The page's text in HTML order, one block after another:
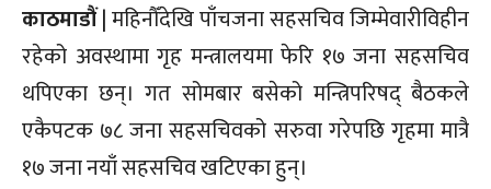
काठमाडौं| महिनौँदेखि पाँचजना सहसचिव जिम्मेवारीविहीन
रहेको अवस्थामा गृह मन्त्रालयमा फेरि १७ जना सहसचिव
थपिएका छन्। गत सोमबार बसेको मन्त्रिपरिषद् बैठकले
एकैपटक ७८ जना सहसचिवको सरुवा गरेपछि गृहमा मात्रै
१७ जना नयाँ सहसचिव खटिएका हुन्।